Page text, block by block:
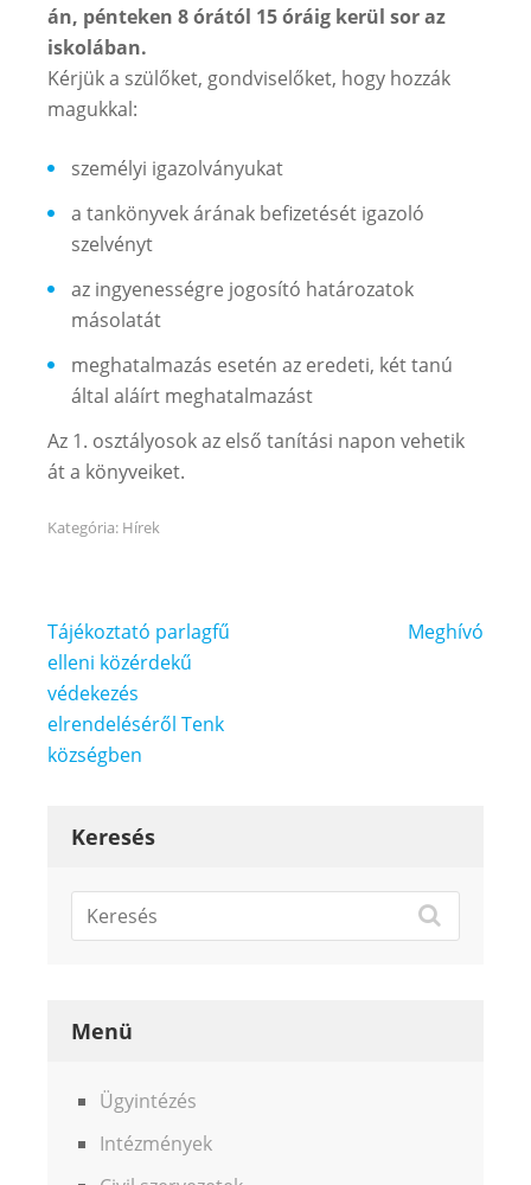
án, pénteken 8 órától 15 óráig kerül sor az
iskolában.
Kérjük a szülőket, gondviselőket, hogy hozzák
magukkal:
személyi igazolványukat
a tankönyvek árának befizetését igazoló
szelvényt
az ingyenességre jogosító határozatok
másolatát
meghatalmazás esetén az eredeti, két tanú
által aláírt meghatalmazást
Az 1. osztályosok az első tanítási napon vehetik
át a könyveiket.
Kategória: Hírek
Bejegyzés
navigáció
Tájékoztató parlagfű
elleni közérdekű
védekezés
elrendeléséről Tenk
községben
Meghívó
Keresés
Menü
Ügyintézés
Intézmények